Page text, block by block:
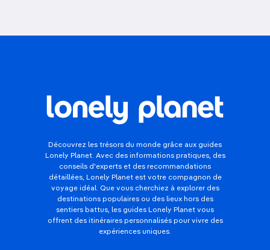
Découvrez les trésors du monde grâce aux guides
Lonely Planet. Avec des informations pratiques, des
conseils d'experts et des recommandations
détaillées, Lonely Planet est votre compagnon de
voyage idéal. Que vous cherchiez à explorer des
destinations populaires ou des lieux hors des
sentiers battus, les guides Lonely Planet vous
offrent des itinéraires personnalisés pour vivre des
expériences uniques.